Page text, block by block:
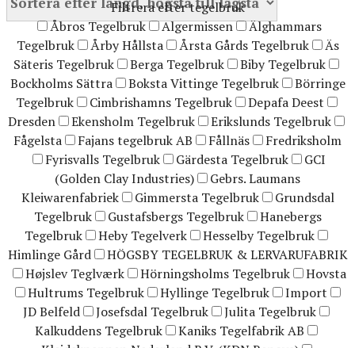
Filtrera efter tegelbruk
Åbros Tegelbruk
Algermissen
Älghammars
Tegelbruk
Årby Hållsta Årsta Gårds Tegelbruk
Äs
Säteris Tegelbruk
Berga Tegelbruk
Biby Tegelbruk
Bockholms Sättra
Boksta Vittinge Tegelbruk
Börringe
Tegelbruk
Cimbrishamns Tegelbruk
Depafa Deest
Dresden
Ekensholm Tegelbruk
Erikslunds Tegelbruk
Fågelsta
Fajans tegelbruk AB Fållnäs
Fredriksholm
Fyrisvalls Tegelbruk
Gärdesta Tegelbruk
GCI
(Golden Clay Industries)
Gebrs. Laumans
Kleiwarenfabriek
Gimmersta Tegelbruk
Grundsdal
Tegelbruk
Gustafsbergs Tegelbruk
Hanebergs
Tegelbruk
Heby Tegelverk
Hesselby Tegelbruk
Himlinge Gård
HÖGSBY TEGELBRUK & LERVARUFABRIK
Højslev Teglværk
Hörningsholms Tegelbruk
Hovsta
Hultrums Tegelbruk
Hyllinge Tegelbruk
Import
JD Belfeld
Josefsdal Tegelbruk
Julita Tegelbruk
Kalkuddens Tegelbruk
Kaniks Tegelfabrik AB